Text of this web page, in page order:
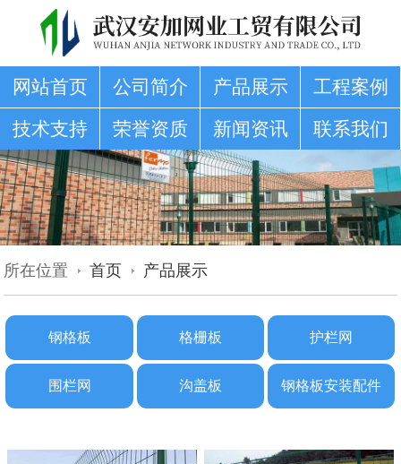
网站首页 公司简介 产品展示
工程案例
技术支持
荣誉资质 新闻资讯 联系我们
所在位置 首页 产品展示
钢格板 格栅板 护栏网
围栏网 沟盖板 钢格板安装配件